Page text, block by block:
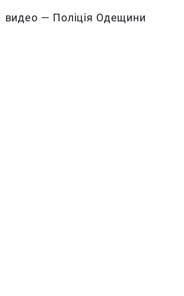
видео — Поліція Одещини